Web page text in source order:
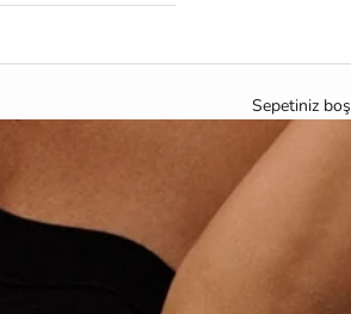
Sepetiniz boş